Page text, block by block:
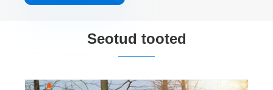
Seotud tooted